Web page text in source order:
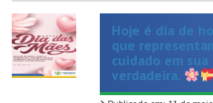
que
cuidado em sua
verdadeira.
Publicado em: 11 de maio